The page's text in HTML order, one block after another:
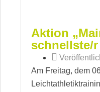
Aktion
schnellste/
Am Freitag, dem